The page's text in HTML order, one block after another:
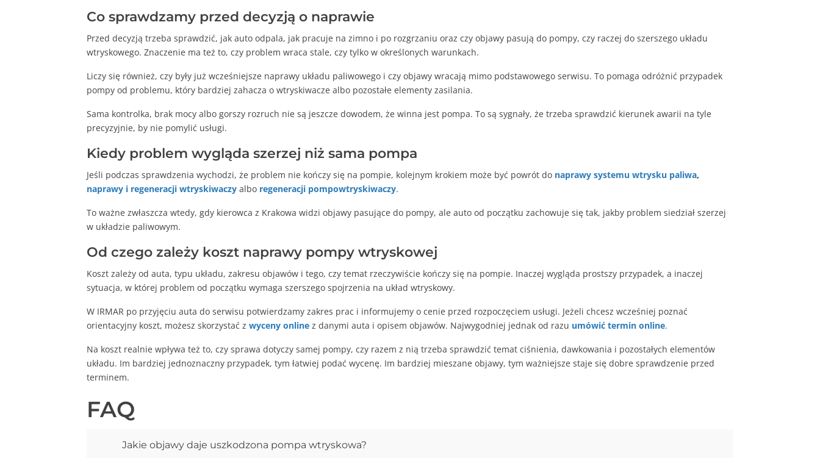
Co sprawdzamy przed decyzją o naprawie
Przed decyzją trzeba sprawdzić, jak auto odpala, jak pracuje na zimno i po rozgrzaniu oraz czy objawy pasują do pompy, czy raczej do szerszego układu
wtryskowego. Znaczenie ma też to, czy problem wraca stale, czy tylko w określonych warunkach.
Liczy się również, czy były już wcześniejsze naprawy układu paliwowego i czy objawy wracają mimo podstawowego serwisu. To pomaga odróżnić przypadek
pompy od problemu, który bardziej zahacza o wtryskiwacze albo pozostałe elementy zasilania.
Sama kontrolka, brak mocy albo gorszy rozruch nie są jeszcze dowodem, że winna jest pompa. To są sygnały, że trzeba sprawdzić kierunek awarii na tyle
precyzyjnie, by nie pomylić usługi.
Kiedy problem wygląda szerzej niż sama pompa
Jeśli podczas sprawdzenia wychodzi, że problem nie kończy się na pompie, kolejnym krokiem może być powrót do naprawy systemu wtrysku paliwa,
naprawy i regeneracji wtryskiwaczy albo regeneracji pompowtryskiwaczy.
To ważne zwłaszcza wtedy, gdy kierowca z Krakowa widzi objawy pasujące do pompy, ale auto od początku zachowuje się tak, jakby problem siedział szerzej
w układzie paliwowym.
Od czego zależy koszt naprawy pompy wtryskowej
Koszt zależy od auta, typu układu, zakresu objawów i tego, czy temat rzeczywiście kończy się na pompie. Inaczej wygląda prostszy przypadek, a inaczej
sytuacja, w której problem od początku wymaga szerszego spojrzenia na układ wtryskowy.
W IRMAR po przyjęciu auta do serwisu potwierdzamy zakres prac i informujemy o cenie przed rozpoczęciem usługi. Jeżeli chcesz wcześniej poznać
orientacyjny koszt, możesz skorzystać z wyceny online z danymi auta i opisem objawów. Najwygodniej jednak od razu umówić termin online.
Na koszt realnie wpływa też to, czy sprawa dotyczy samej pompy, czy razem z nią trzeba sprawdzić temat ciśnienia, dawkowania i pozostałych elementów
układu. Im bardziej jednoznaczny przypadek, tym łatwiej podać wycenę. Im bardziej mieszane objawy, tym ważniejsze staje się dobre sprawdzenie przed
terminem.
FAQ
Jakie objawy daje uszkodzona pompa wtryskowa?